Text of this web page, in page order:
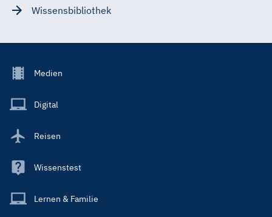
Wissensbibliothek
Footer
Main
Medien
Digital
Reisen
Wissenstest
Lernen & Familie